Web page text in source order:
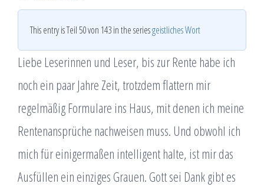
This entry is Teil 50 von 143 in the seriesgeistliches Wort
Liebe Leserinnen und Leser, bis zur Rente habe ich
noch ein paar Jahre Zeit, trotzdem flattern mir
regelmäßig Formulare ins Haus, mit denen ich meine
Rentenansprüche nachweisen muss. Und obwohl ich
mich für einigermaßen intelligent halte, ist mir das
Ausfüllen ein einziges Grauen. Gott sei Dank gibt es